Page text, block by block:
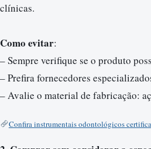
clínicas.
Como evitar:
– Sempre verifique se o produto
– Prefira fornecedores
– Avalie o material de fabricação:
Confira instrumentais odontológicos